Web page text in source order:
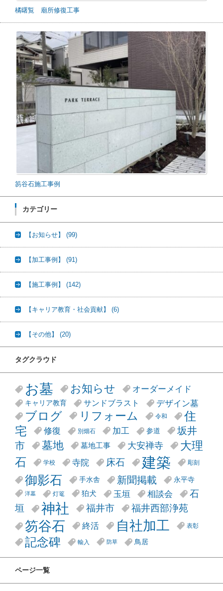
橘曙覧 廟所修復工事
笏谷石施工事例
カテゴリー
【お知らせ】 (99)
【加工事例】 (91)
【施工事例】 (142)
【キャリア教育・社会貢献】 (6)
【その他】 (20)
タグクラウド
お墓 お知らせ オーダーメイド
キャリア教育 サンドブラスト デザイン墓
ブログ リフォーム 令和
住
宅
修復 別畑石 加工 参道
坂井
市
墓地 墓地工事 大安禅寺
大理
石
学校 寺院 床石 建築 彫刻
御影石 手水舎 新聞掲載 永平寺
洋墓 灯篭 狛犬 玉垣 相談会
石
垣
神社 福井市 福井西部浄苑
笏谷石 終活 自社加工 表彰
記念碑 輸入 防草 鳥居
ページ一覧